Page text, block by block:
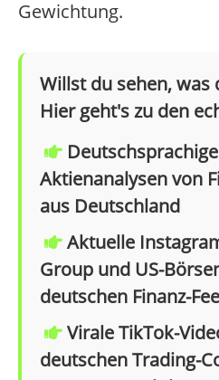
Gewichtung.
Willst du sehen, was
Hier geht's zu den
Aktienanalysen von
aus Deutschland
Aktuelle
Group und US-
deutschen Finanz-
Virale TikTok-
deutschen Trading-